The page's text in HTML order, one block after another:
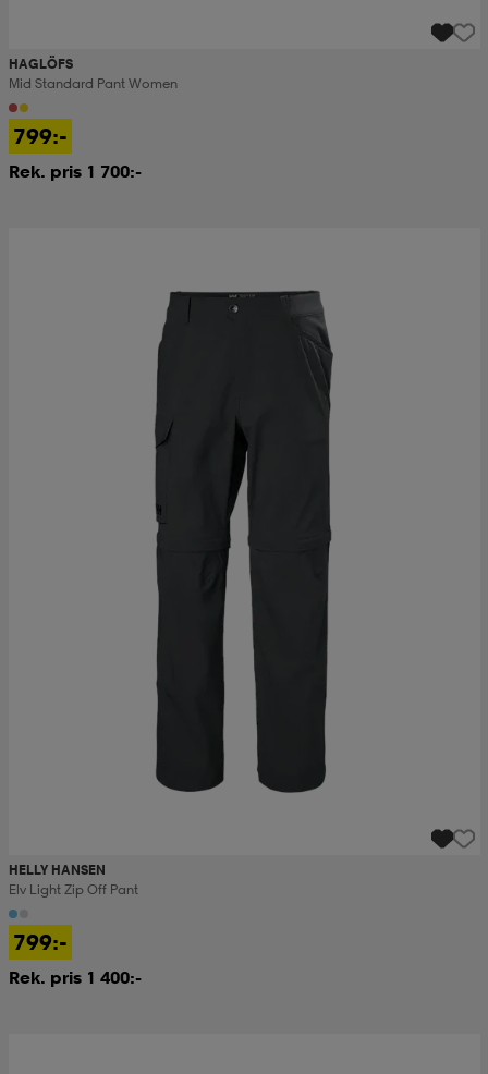
HAGLÖFS
Mid Standard Pant Women
799:-
Rek. pris 1 700:-
HELLY HANSEN
Elv Light Zip Off Pant
799:-
Rek. pris 1 400:-